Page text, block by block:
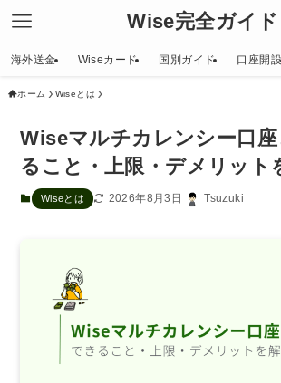
Wise完全ガイド
海外送金 Wiseカード 国別ガイド 口座開
ホーム Wiseとは
Wiseマルチカレンシー口
ること・上限・デメリット
Wiseとは 2026年8月3日 Tsuzuki